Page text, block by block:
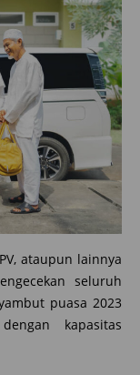
ataupun lainnya
seluruh
puasa 2023
kapasitas